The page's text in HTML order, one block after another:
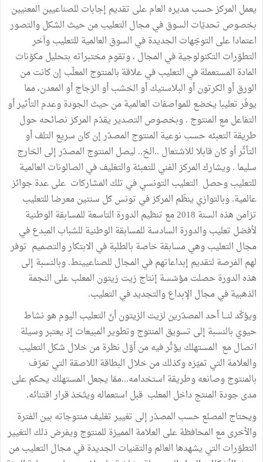
يعمل المركز حسب مديره العام على تقديم إجابات للصناعيين المعنيين
بخصوص تحديّات السوق في مجال التعليب من حيث الشكل والتصور
اعتمادا على التوجّهات الجديدة في السوق العالمية للتعليب وآخر
التطوّرات التكنولوجية في المجال ، وتقوم مختبراته بتحليل مكوّنات
المادة المستعملة في التعليب في علاقة بالمنتوج المعلّب إن كانت من
الورق أو الكرتون أو البلاستيك أو الخشب أو الزجاج أو المعدن، مما
يوفّر تعليبا يخضع للمواصفات العالمية من حيث الجودة وعدم التأثير أو
التفاعل مع المنتوج . وبخصوص التصدير يقدّم المركز نصائحه حول
طريقة التعبئه حسب نوعية المنتوج المصدّر إن كان سريع التلف أو
التأثّر أو كان قابلا للاشتعال ..الخ.. ليصل المنتوج المصدّر إلى الخارج
سليما . ويشارك المركز الفني للتعبئة والتغليف في الصالونات العالمية
للتعليب وحصل التعليب التونسي في تلك المشاركات على عدة جوائز
عالمية. وبالتوازي ينظّم المركز في تونس كل سنتين معرضا للتعليب
تزامن هذه السنة 2018 مع تنظيم الدورة التاسعة للمسابقة الوطنية
لأفضل تعليب والدورة السادسة للمسابقة الوطنية للشباب المبدع في
مجال التعليب وهي مسابقة خاصة بالطلبة في الابتكار والتصميم توفر
لهم الفرصة لتقديم إبداعاتهم في المجال للصناعيينط. وبالنسبة إلى
هذه الدورة حصلت مؤسّسة إنتاج زيت زيتون المعلب على النجمة
الذهبية في مجال الإبداع والتجديد في التعليب.
ويؤكّد لنـــا أحد المصدّرين لزيت الزيتون أنّ التعليب اليوم هو نشاط
حيوي بالنسبة إلى تسويق المنتوج وتطوير المبيعات إذ يعتبر وسيلة
اتصال مع المستهلك يؤثّر فيه من أوّل نظرة من خلال شكل التعليب
والعلامة التي تميّزه وكذلك من خلال البطاقة اللاصقة التي تعرّف
بالمنتوج وصانعه وطريقة استخدامه...ممّا يجعل المستهلك يحكم على
مدى جودة المنتج داخل المعلب قبل استعماله ويتّخذ قرار اقتنائه.
ويحتاج المصنّع حسب المصدّر إلى تغيير تغليف منتوجاته بين الفترة
والأخرى مع المحافظة على العلامة المميزة للمنتوج ويفرض ذلك التغيير
التطوّرات التي يشهدها العالم والتقنيات الجديدة في مجال التعليب من